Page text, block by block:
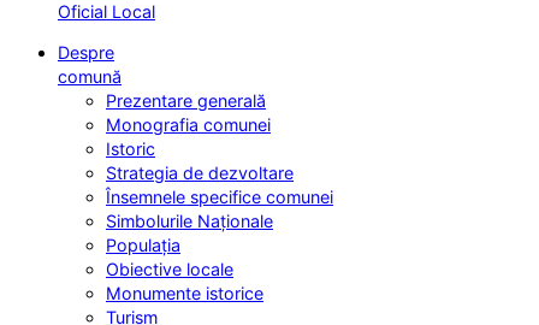
Oficial Local
Despre
comună
Prezentare generală
Monografia comunei
Istoric
Strategia de dezvoltare
Însemnele specifice comunei
Simbolurile Naționale
Populația
Obiective locale
Monumente istorice
Turism